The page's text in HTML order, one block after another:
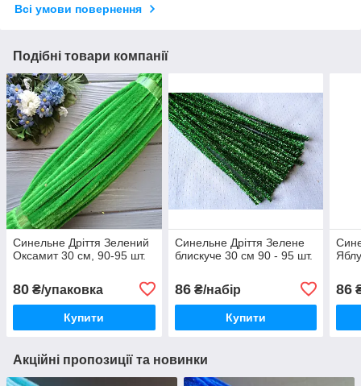
Всі умови повернення
Подібні товари компанії
Синельне Дріття Зелений
Оксамит 30 см, 90-95 шт.
80 ₴/упаковка
Купити
Синельне Дріття Зелене
блискуче 30 см 90 - 95 шт.
86₴/набір
Купити
86
Акційні пропозиції та новинки